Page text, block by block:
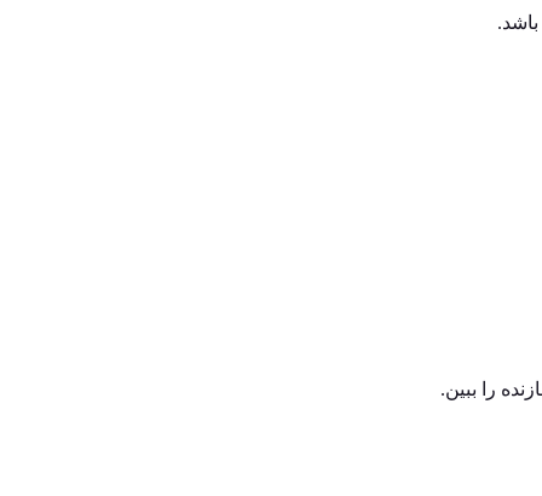
را ببین.